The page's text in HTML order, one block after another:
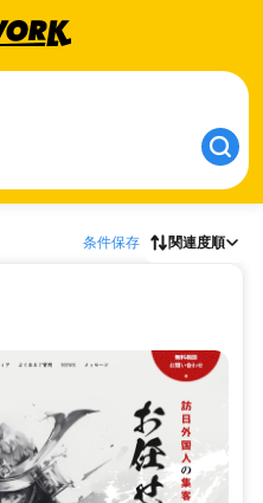
条件保存 関連度順